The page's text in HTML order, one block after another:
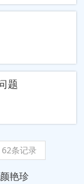
题
62条记录
艳珍